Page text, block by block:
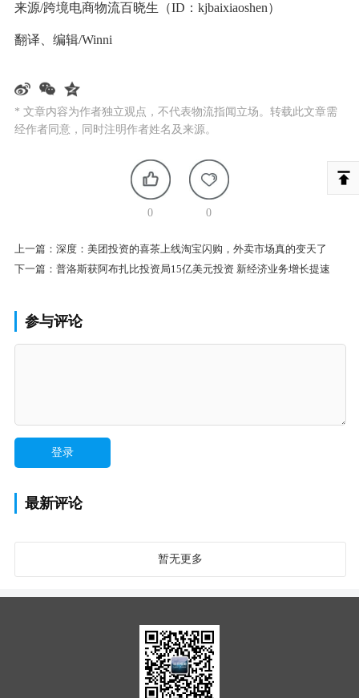
来源/跨境电商物流百晓生（ID：kjbaixiaoshen）
翻译、编辑/Winni
* 文章内容为作者独立观点，不代表物流指闻立场。转载此文章需
经作者同意，同时注明作者姓名及来源。
0 0
上一篇： 深度：美团投资的喜茶上线淘宝闪购，外卖市场真的变天了
下一篇： 普洛斯获阿布扎比投资局15亿美元投资 新经济业务增长提速
参与评论
最新评论
暂无更多